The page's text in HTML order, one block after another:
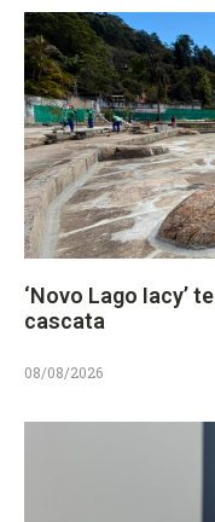
‘Novo Lago Iacy’
cascata
08/08/2026